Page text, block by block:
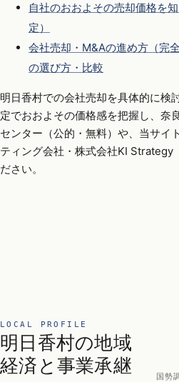
自社のおおよその売却価格を
定）
会社売却・M&Aの進め方（完
の選び方・比較
明日香村での会社売却を具体的に検
定でおおよその価格感を把握し、奈
センター（公的・無料）や、当サイ
ティング会社・株式会社KI Strategy
ださい。
LOCAL PROFILE
明日香村の地域
経済と事業承継
国勢